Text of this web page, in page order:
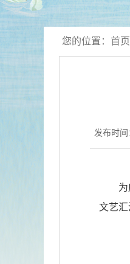
您的位置： 首页
发布时
文艺汇